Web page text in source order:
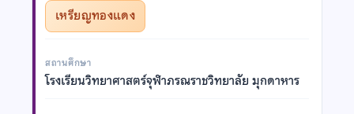
เหรียญทองแดง
สถานศึกษา
โรงเรียนวิทยาศาสตร์จุฬาภรณราชวิทยาลัย มุกดาหาร